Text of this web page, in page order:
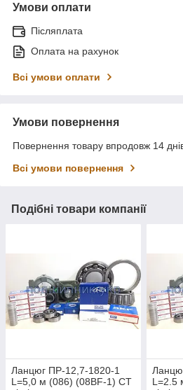
Умови оплати
Післяплата
Оплата на рахунок
Всі умови оплати
Умови повернення
Повернення товару впродовж 14
Всі умови повернення
Подібні товари компанії
Ланцюг ПР-12,7-1820-1
L=5,0 м (086) (08BF-1) CT
L=2.5